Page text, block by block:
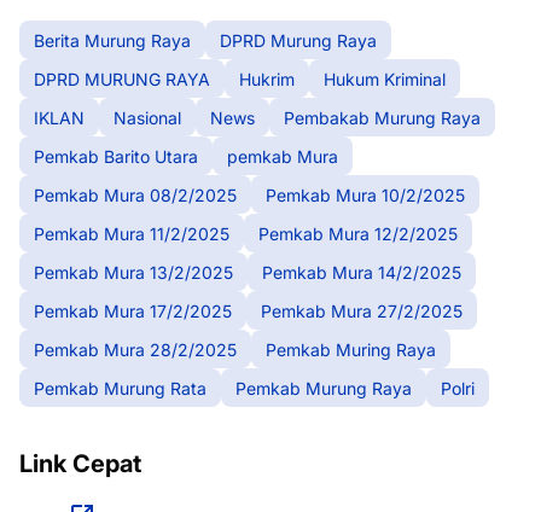
Berita Murung Raya
DPRD Murung Raya
DPRD MURUNG RAYA
Hukrim
Hukum Kriminal
IKLAN
Nasional News
Pembakab Murung Raya
Pemkab Barito Utara
pemkab Mura
Pemkab Mura 08/2/2025
Pemkab Mura 10/2/2025
Pemkab Mura 11/2/2025
Pemkab Mura 12/2/2025
Pemkab Mura 13/2/2025
Pemkab Mura 14/2/2025
Pemkab Mura 17/2/2025
Pemkab Mura 27/2/2025
Pemkab Mura 28/2/2025
Pemkab Muring Raya
Pemkab Murung Rata
Pemkab Murung Raya Polri
Link Cepat